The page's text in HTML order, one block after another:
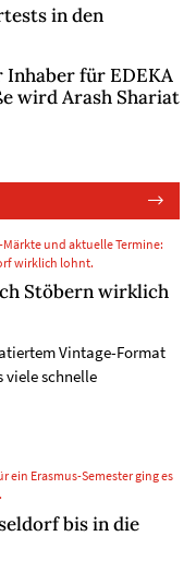
in den
für EDEKA
wird Arash Shariat
und aktuelle Termine:
wirklich lohnt.
Stöbern wirklich
Vintage-Format
viele schnelle
ein Erasmus-Semester ging es
bis in die